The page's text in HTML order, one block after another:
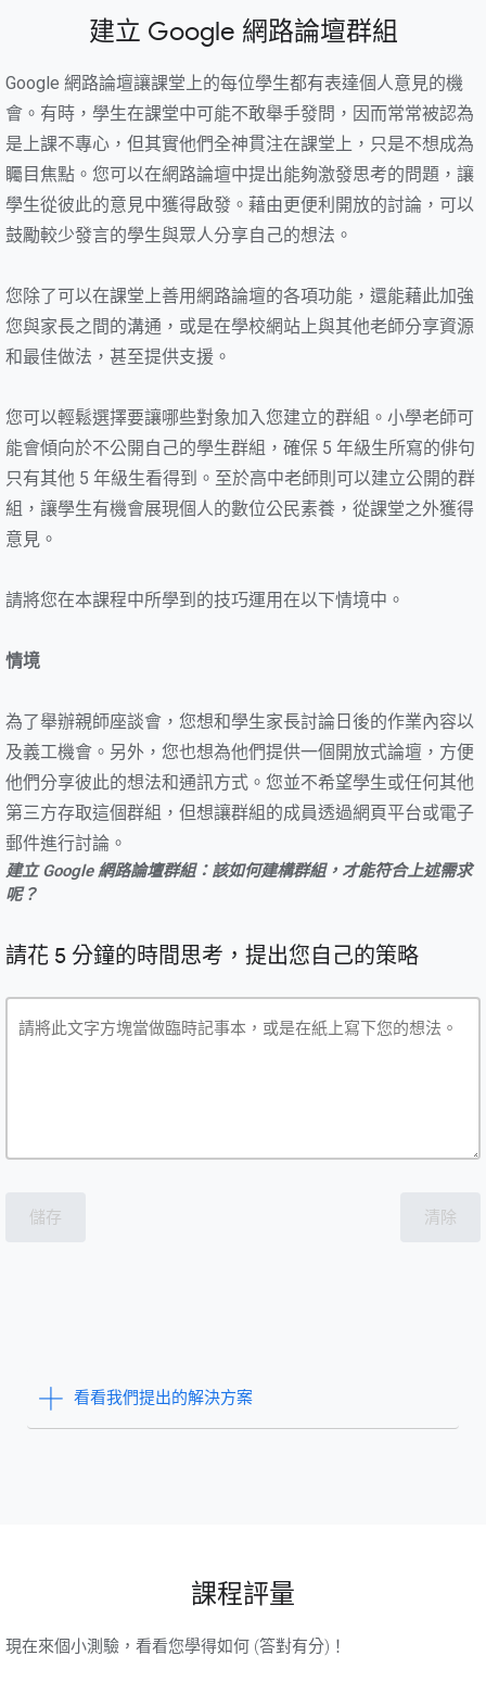
建立 Google 網路論壇群組
Google 網路論壇讓課堂上的每位學生都有表達個人意見的機
會。有時，學生在課堂中可能不敢舉手發問，因而常常被認為
是上課不專心，但其實他們全神貫注在課堂上，只是不想成為
矚目焦點。您可以在網路論壇中提出能夠激發思考的問題，讓
學生從彼此的意見中獲得啟發。藉由更便利開放的討論，可以
鼓勵較少發言的學生與眾人分享自己的想法。
您除了可以在課堂上善用網路論壇的各項功能，還能藉此加強
您與家長之間的溝通，或是在學校網站上與其他老師分享資源
和最佳做法，甚至提供支援。
您可以輕鬆選擇要讓哪些對象加入您建立的群組。小學老師可
能會傾向於不公開自己的學生群組，確保 5 年級生所寫的俳句
只有其他 5 年級生看得到。至於高中老師則可以建立公開的群
組，讓學生有機會展現個人的數位公民素養，從課堂之外獲得
意見。
請將您在本課程中所學到的技巧運用在以下情境中。
情境
為了舉辦親師座談會，您想和學生家長討論日後的作業內容以
及義工機會。另外，您也想為他們提供一個開放式論壇，方便
他們分享彼此的想法和通訊方式。您並不希望學生或任何其他
第三方存取這個群組，但想讓群組的成員透過網頁平台或電子
郵件進行討論。
建立 Google 網路論壇群組：該如何建構群組，才能符合上述需求
呢？
請花 5 分鐘的時間思考，提出您自己的策略
儲存 清除
看看我們提出的解決方案
課程評量
現在來個小測驗，看看您學得如何 (答對有分)！